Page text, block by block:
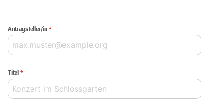
Antragsteller/in*
Titel*